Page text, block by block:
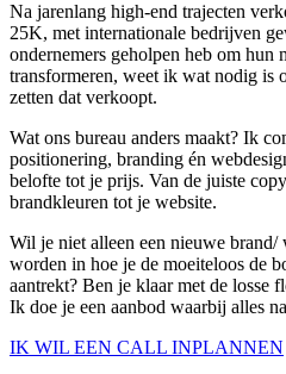
Na jarenlang high-end trajecten
25K, met internationale bedrijven
ondernemers geholpen heb om hun
transformeren, weet ik wat nodig is
zetten dat verkoopt.
Wat ons bureau anders maakt? Ik
positionering, branding én
belofte tot je prijs. Van de juiste
brandkleuren tot je website.
Wil je niet alleen een nieuwe brand/
worden in hoe je de moeiteloos de
aantrekt? Ben je klaar met de losse
Ik doe je een aanbod waarbij alles
IK WIL EEN CALL INPLANNEN